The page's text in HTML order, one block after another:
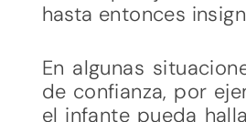
hasta entonces
En algunas
de confianza, por
el infante pueda